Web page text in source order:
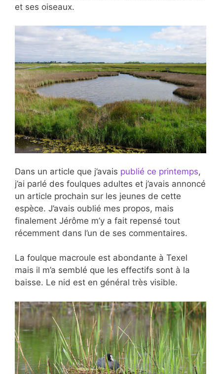
et ses oiseaux.
Dans un article que j’avais publié ce printemps,
j’ai parlé des foulques adultes et j’avais annoncé
un article prochain sur les jeunes de cette
espèce. J’avais oublié mes propos, mais
finalement Jérôme m’y a fait repensé tout
récemment dans l’un de ses commentaires.
La foulque macroule est abondante à Texel
mais il m’a semblé que les effectifs sont à la
baisse. Le nid est en général très visible.